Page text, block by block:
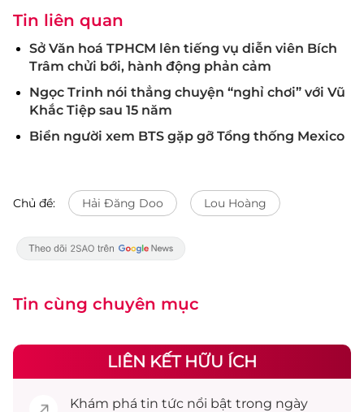
Tin liên quan
Sở Văn hoá TPHCM lên tiếng vụ diễn viên Bích
Trâm chửi bới, hành động phản cảm
Ngọc Trinh nói thẳng chuyện “nghỉ chơi” với Vũ
Khắc Tiệp sau 15 năm
Biển người xem BTS gặp gỡ Tổng thống Mexico
Chủ đề: Hải Đăng Doo Lou Hoàng
Tin cùng chuyên mục
LIÊN KẾT HỮU ÍCH
Khám phá tin tức nổi bật trong ngày